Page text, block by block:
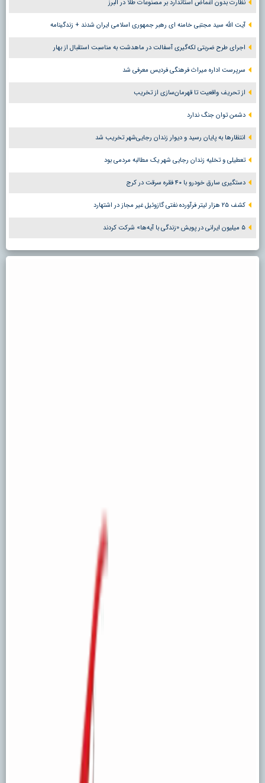
نظارت بدون اغماض استاندارد بر مصنوعات طلا در البرز
آیت الله سید مجتبی خامنه ای رهبر جمهوری اسلامی ایران شدند + زندگینامه
اجرای طرح ضربتی لکه‌گیری آسفالت در ماهدشت به مناسبت استقبال از بهار
سرپرست اداره میراث فرهنگی فردیس معرفی شد
از تحریف واقعیت تا قهرمان‌سازی از تخریب
دشمن توان جنگ ندارد
انتظارها به پایان رسید و دیوار زندان رجایی‌شهر تخریب شد
تعطیلی و تخلیه زندان رجایی شهر یک مطالبه مردمی بود
دستگیری سارق خودرو با ۴۰ فقره سرقت در کرج
کشف ۲۵ هزار لیتر فرآورده نفتی گازوئیل غیر مجاز در اشتهارد
۵ میلیون ایرانی در پویش «زندگی با آیه‌ها» شرکت کردند